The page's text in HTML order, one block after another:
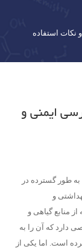
نکات استفاده
ایمنی و
طور گسترده در
و
منابع گیاهی و
دارد که آن را به
است. اما یکی از